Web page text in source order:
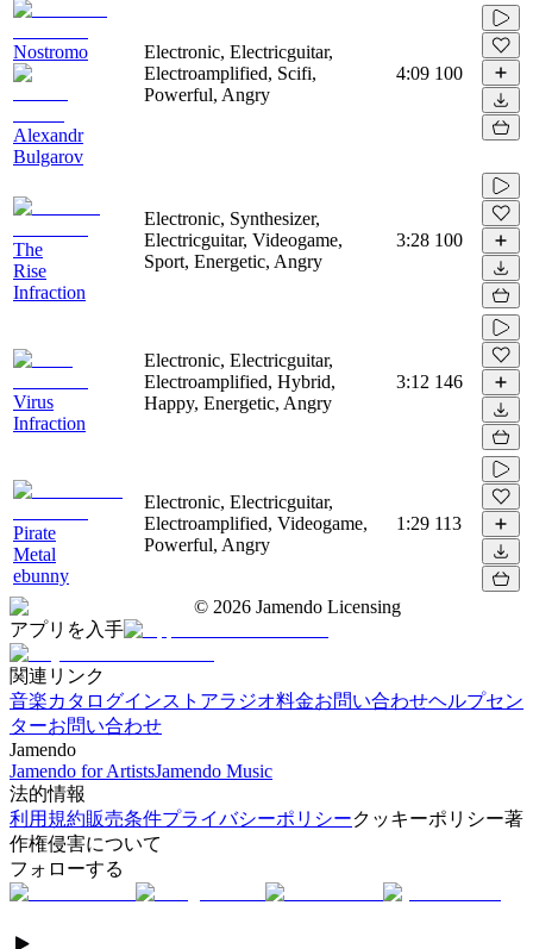
Nostromo
Alexandr
Bulgarov
Electronic, Electricguitar,
Electroamplified, Scifi,
Powerful, Angry
4:09 100
The
Rise
Infraction
Electronic, Synthesizer,
Electricguitar, Videogame,
Sport, Energetic, Angry
3:28 100
Virus
Infraction
Electronic, Electricguitar,
Electroamplified, Hybrid,
Happy, Energetic, Angry
3:12 146
Pirate
Metal
ebunny
Electronic, Electricguitar,
Electroamplified, Videogame,
Powerful, Angry
1:29 113
© 2026 Jamendo Licensing
アプリを入手
関連リンク
音楽カタログインストアラジオ料金お問い合わせヘルプセン
ターお問い合わせ
Jamendo
Jamendo for ArtistsJamendo Music
法的情報
利用規約販売条件プライバシーポリシークッキーポリシー著
作権侵害について
フォローする